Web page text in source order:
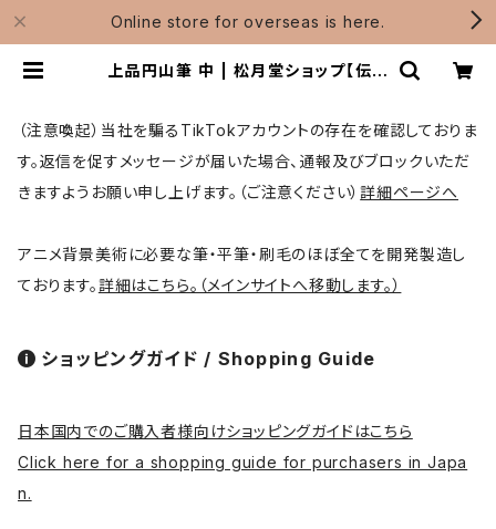
Online store for overseas is here.
上品円山筆 中 | 松月堂ショップ【伝統
（注意喚起）当社を騙るTikTokアカウントの存在を確認しておりま
す。返信を促すメッセージが届いた場合、通報及びブロックいただ
きますようお願い申し上げます。（ご注意ください）詳細ページへ
アニメ背景美術に必要な筆・平筆・刷毛のほぼ全てを開発製造し
ております。詳細はこちら。（メインサイトへ移動します。）
ショッピングガイド / Shopping Guide
日本国内でのご購入者様向けショッピングガイドはこちら
Click here for a shopping guide for purchasers in Japa
n.